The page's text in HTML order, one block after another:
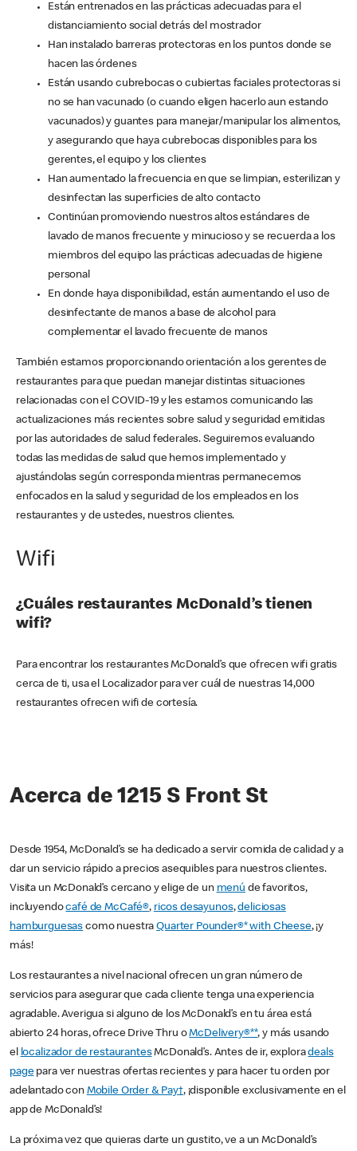
Están entrenados en las prácticas adecuadas para el
distanciamiento social detrás del mostrador
Han instalado barreras protectoras en los puntos donde se
hacen las órdenes
Están usando cubrebocas o cubiertas faciales protectoras si
no se han vacunado (o cuando eligen hacerlo aun estando
vacunados) y guantes para manejar/manipular los alimentos,
y asegurando que haya cubrebocas disponibles para los
gerentes, el equipo y los clientes
Han aumentado la frecuencia en que se limpian, esterilizan y
desinfectan las superficies de alto contacto
Continúan promoviendo nuestros altos estándares de
lavado de manos frecuente y minucioso y se recuerda a los
miembros del equipo las prácticas adecuadas de higiene
personal
En donde haya disponibilidad, están aumentando el uso de
desinfectante de manos a base de alcohol para
complementar el lavado frecuente de manos
También estamos proporcionando orientación a los gerentes de
restaurantes para que puedan manejar distintas situaciones
relacionadas con el COVID-19 y les estamos comunicando las
actualizaciones más recientes sobre salud y seguridad emitidas
por las autoridades de salud federales. Seguiremos evaluando
todas las medidas de salud que hemos implementado y
ajustándolas según corresponda mientras permanecemos
enfocados en la salud y seguridad de los empleados en los
restaurantes y de ustedes, nuestros clientes.
Wifi
¿Cuáles restaurantes McDonald’s tienen
wifi?
Para encontrar los restaurantes McDonald’s que ofrecen wifi gratis
cerca de ti, usa el Localizador para ver cuál de nuestras 14,000
restaurantes ofrecen wifi de cortesía.
Acerca de 1215 S Front St
Desde 1954, McDonald’s se ha dedicado a servir comida de calidad y a
dar un servicio rápido a precios asequibles para nuestros clientes.
Visita un McDonald’s cercano y elige de un menú de favoritos,
incluyendocafé de McCafé®, ricos desayunos,deliciosas
hamburguesas como nuestraQuarter Pounder®* with Cheese, ¡y
más!
Los restaurantes a nivel nacional ofrecen un gran número de
servicios para asegurar que cada cliente tenga una experiencia
agradable. Averigua si alguno de los McDonald’s en tu área está
abierto 24 horas, ofrece Drive Thru oMcDelivery®**, y más usando
el localizador de restaurantesMcDonald’s. Antes de ir, exploradeals
pagepara ver nuestras ofertas recientes y para hacer tu orden por
adelantado con Mobile Order & Pay†, ¡disponible exclusivamente en el
app de McDonald’s!
La próxima vez que quieras darte un gustito, ve a un McDonald’s